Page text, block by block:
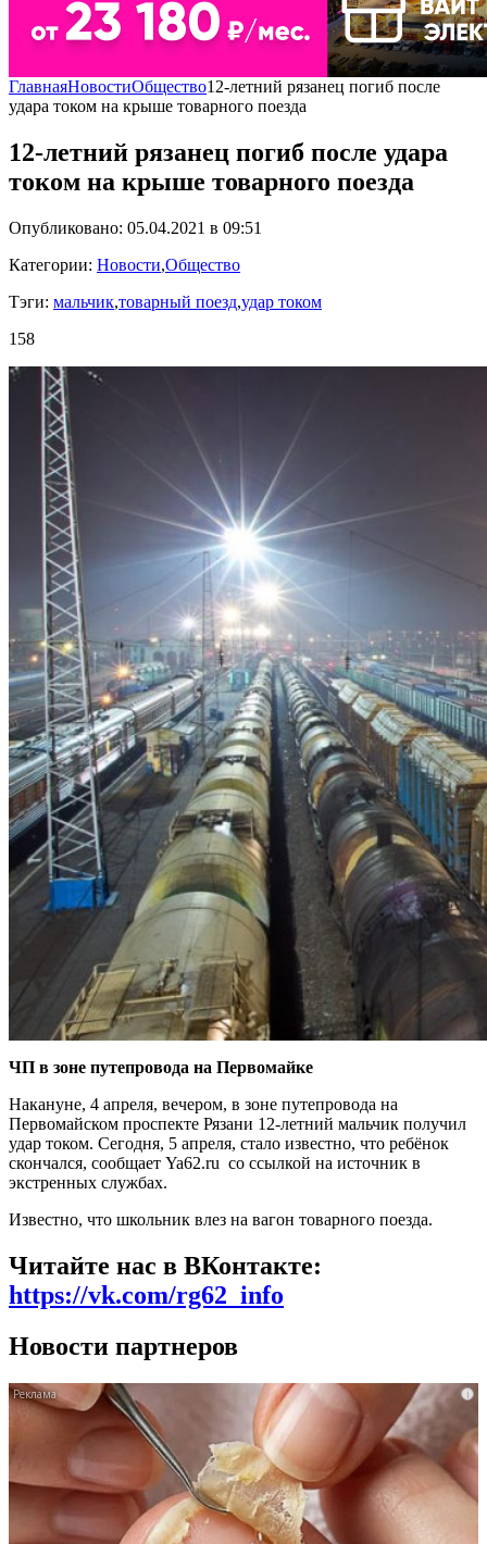
ГлавнаяНовостиОбщество12-летний рязанец погиб после
удара током на крыше товарного поезда
12-летний рязанец погиб после удара
током на крыше товарного поезда
Опубликовано: 05.04.2021 в 09:51
Категории: Новости,Общество
Тэги: мальчик,товарный поезд,удар током
158
ЧП в зоне путепровода на Первомайке
Накануне, 4 апреля, вечером, в зоне путепровода на
Первомайском проспекте Рязани 12-летний мальчик получил
удар током. Сегодня, 5 апреля, стало известно, что ребёнок
скончался, сообщает Ya62.ru со ссылкой на источник в
экстренных службах.
Известно, что школьник влез на вагон товарного поезда.
Читайте нас в ВКонтакте:
https://vk.com/rg62_info
Новости партнеров
i